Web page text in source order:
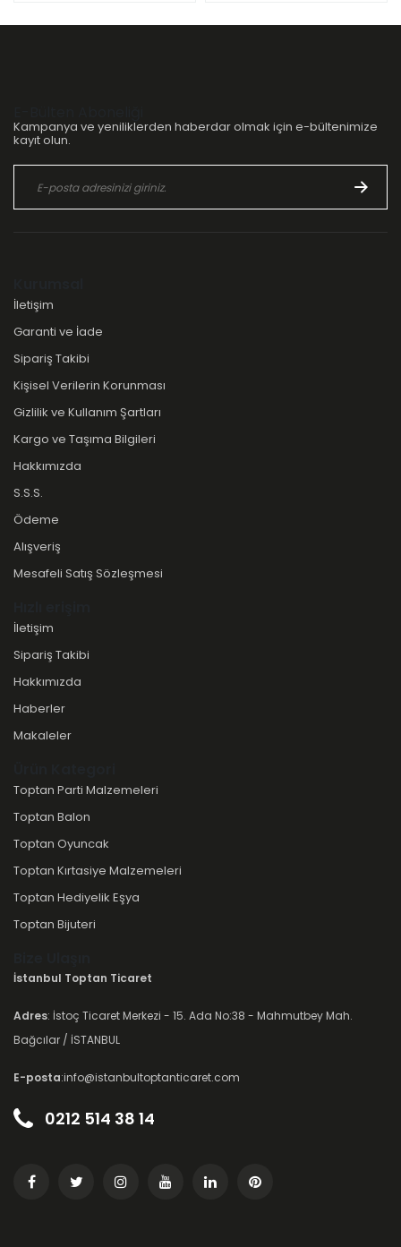
Kampanya ve yeniliklerden haberdar olmak için e-bültenimize
kayıt olun.
İletişim
Garanti ve İade
Sipariş Takibi
Kişisel Verilerin Korunması
Gizlilik ve Kullanım Şartları
Kargo ve Taşıma Bilgileri
Hakkımızda
S.S.S.
Ödeme
Alışveriş
Mesafeli Satış Sözleşmesi
İletişim
Sipariş Takibi
Hakkımızda
Haberler
Makaleler
Toptan Parti Malzemeleri
Toptan Balon
Toptan Oyuncak
Toptan Kırtasiye Malzemeleri
Toptan Hediyelik Eşya
Toptan Bijuteri
İstanbul Toptan Ticaret
Adres: İstoç Ticaret Merkezi - 15. Ada No:38 - Mahmutbey Mah.
Bağcılar / İSTANBUL
E-posta:info@istanbultoptanticaret.com
0212 514 38 14